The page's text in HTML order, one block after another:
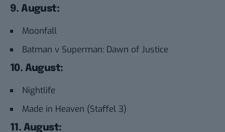
9. August:
Moonfall
Batman v Superman: Dawn of Justice
10. August:
Nightlife
Made in Heaven (Staffel 3)
11. August: